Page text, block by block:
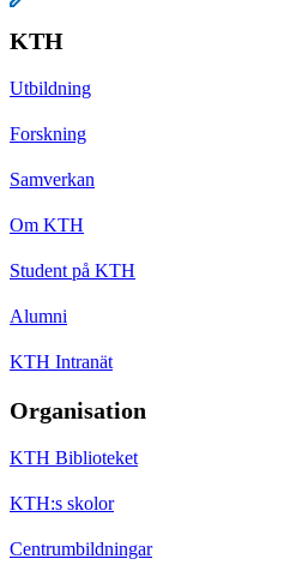
KTH
Utbildning
Forskning
Samverkan
Om KTH
Student på KTH
Alumni
KTH Intranät
Organisation
KTH Biblioteket
KTH:s skolor
Centrumbildningar